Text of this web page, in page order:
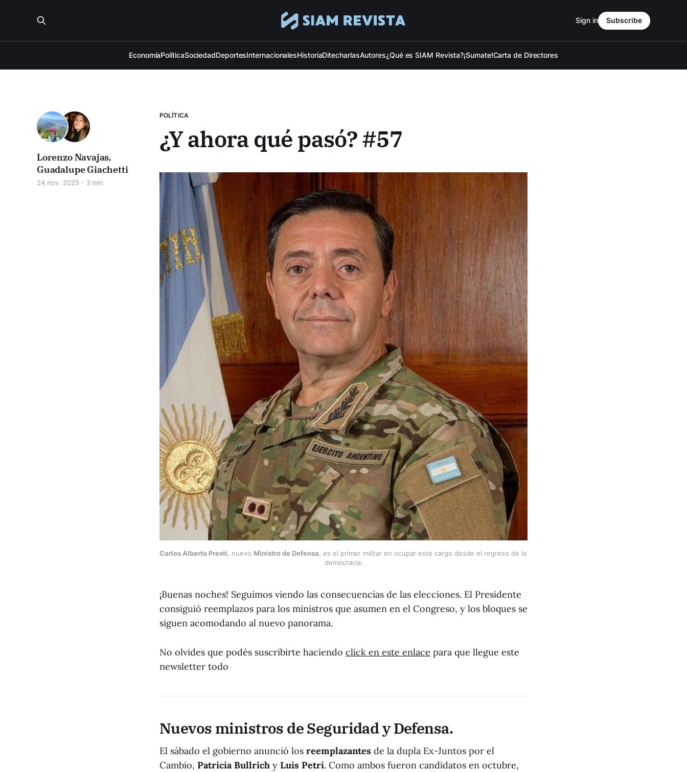
EconomíaPolíticaSociedadDeportesInternacionalesHistoriaDitecharlasAutores¿Qué es SIAM Revista?¡Sumate!Carta de Directores
Sign in Subscribe
POLÍTICA
¿Y ahora qué pasó? #57
Lorenzo Navajas,
Guadalupe Giachetti
24 nov. 2025 3 min
Carlos Alberto Presti , nuevo Ministro de Defensa , es el primer militar en ocupar este cargo desde el regreso de la
democracia.
¡Buenas noches! Seguimos viendo las consecuencias de las elecciones. El Presidente
consiguió reemplazos para los ministros que asumen en el Congreso, y los bloques se
siguen acomodando al nuevo panorama.
No olvides que podés suscribirte haciendo click en este enlace para que llegue este
newsletter todo
Nuevos ministros de Seguridad y Defensa.
El sábado el gobierno anunció los reemplazantes de la dupla Ex-Juntos por el
Cambio, Patricia Bullrich y Luis Petri. Como ambos fueron candidatos en octubre,